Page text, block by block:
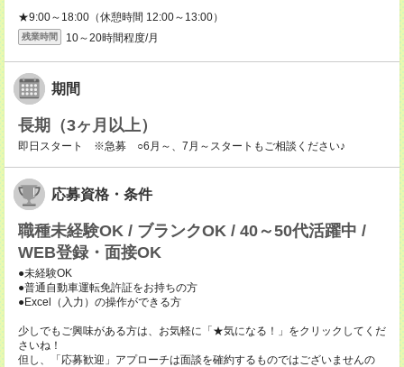
★9:00～18:00（休憩時間 12:00～13:00）
残業時間 10～20時間程度/月
期間
長期（3ヶ月以上）
即日スタート ※急募 ○6月～、7月～スタートもご相談ください♪
応募資格・条件
職種未経験OK / ブランクOK / 40～50代活躍中 /
WEB登録・面接OK
●未経験OK
●普通自動車運転免許証をお持ちの方
●Excel（入力）の操作ができる方
少しでもご興味がある方は、お気軽に「★気になる！」をクリックしてくだ
さいね！
但し、「応募歓迎」アプローチは面談を確約するものではございませんの